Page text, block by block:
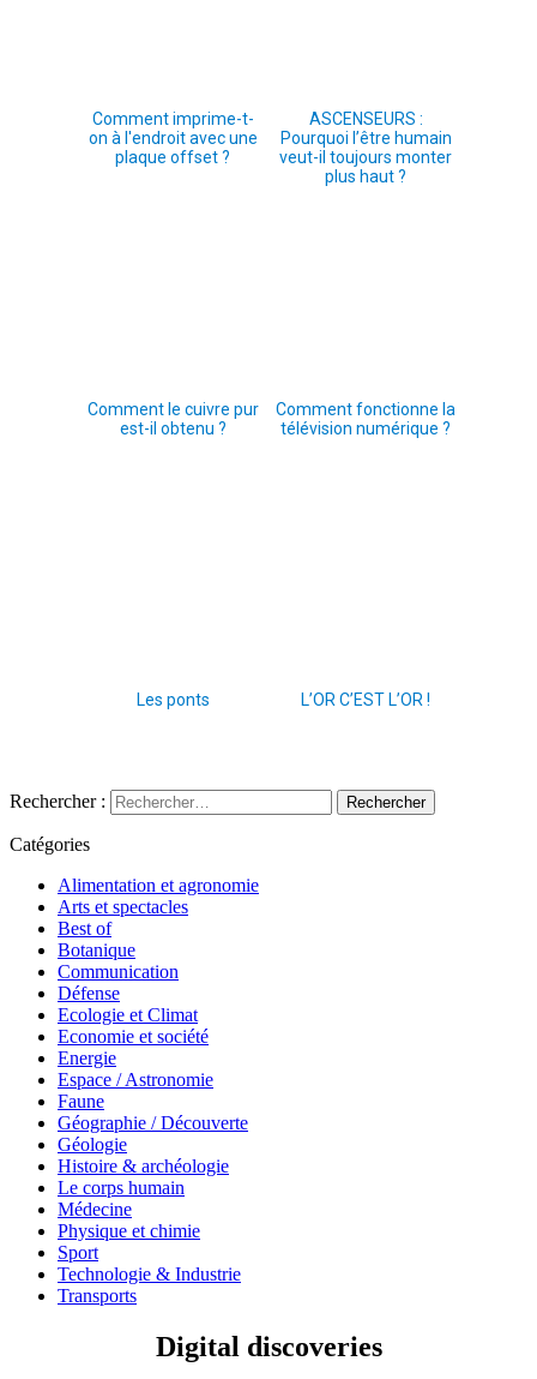
Comment imprime-t-
on à l'endroit avec une
plaque offset ?
ASCENSEURS :
Pourquoi l’être humain
veut-il toujours monter
plus haut ?
Comment le cuivre pur
est-il obtenu ?
Comment fonctionne la
télévision numérique ?
Les ponts L’OR C’EST L’OR !
Rechercher :
Catégories
Alimentation et agronomie
Arts et spectacles
Best of
Botanique
Communication
Défense
Ecologie et Climat
Economie et société
Energie
Espace / Astronomie
Faune
Géographie / Découverte
Géologie
Histoire & archéologie
Le corps humain
Médecine
Physique et chimie
Sport
Technologie & Industrie
Transports
Digital discoveries